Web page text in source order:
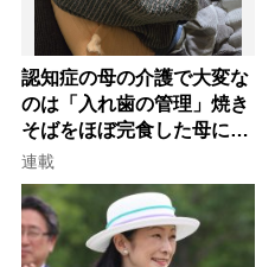
認知症の母の介護で大変な
のは「入れ歯の管理」焼き
そばをほぼ完食した母に息
子が血の気が引いた理由
連載